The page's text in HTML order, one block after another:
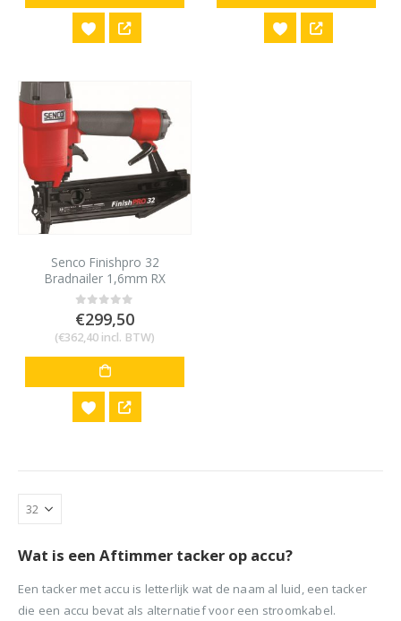
Senco Finishpro 32
Bradnailer 1,6mm RX
afwerkspijker
0out of 5
€299,50
(€362,40 incl. BTW)
Wat is een Aftimmer tacker op accu?
Een tacker met accu is letterlijk wat de naam al luid, een tacker
die een accu bevat als alternatief voor een stroomkabel.